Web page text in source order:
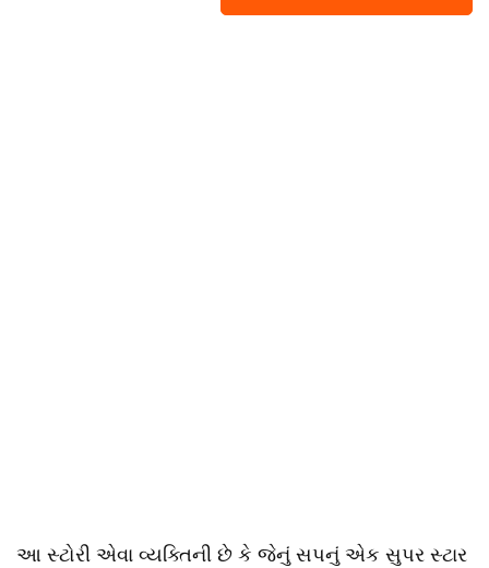
આ સ્ટોરી એવા વ્યક્તિની છે કે જેનું સપનું એક સુપર સ્ટાર